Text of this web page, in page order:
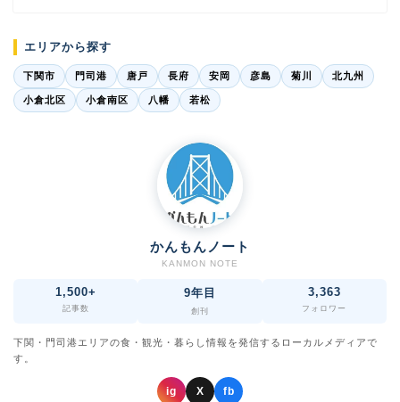
エリアから探す
下関市 門司港 唐戸 長府 安岡 彦島 菊川 北九州
小倉北区 小倉南区 八幡 若松
かんもんノート
KANMON NOTE
1,500+
記事数
9年目
創刊
3,363
フォロワー
下関・門司港エリアの食・観光・暮らし情報を発信するローカルメディアで
す。
ig X fb